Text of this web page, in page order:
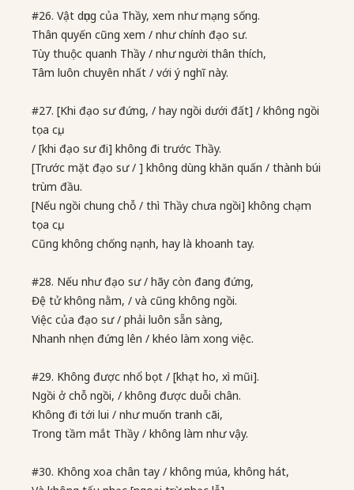
#26. Vật dụng của Thầy, xem như mạng sống.
Thân quyến cũng xem / như chính đạo sư.
Tùy thuộc quanh Thầy / như người thân thích,
Tâm luôn chuyên nhất / với ý nghĩ này.
#27. [Khi đạo sư đứng, / hay ngồi dưới đất] / không ngồi
tọa cụ,
/ [khi đạo sư đi] không đi trước Thầy.
[Trước mặt đạo sư / ] không dùng khăn quấn / thành búi
trùm đầu.
[Nếu ngồi chung chỗ / thì Thầy chưa ngồi] không chạm
tọa cụ,
Cũng không chống nạnh, hay là khoanh tay.
#28. Nếu như đạo sư / hãy còn đang đứng,
Đệ tử không nằm, / và cũng không ngồi.
Việc của đạo sư / phải luôn sẵn sàng,
Nhanh nhẹn đứng lên / khéo làm xong việc.
#29. Không được nhổ bọt / [khạt ho, xì mũi].
Ngồi ở chỗ ngồi, / không được duỗi chân.
Không đi tới lui / như muốn tranh cãi,
Trong tầm mắt Thầy / không làm như vậy.
#30. Không xoa chân tay / không múa, không hát,